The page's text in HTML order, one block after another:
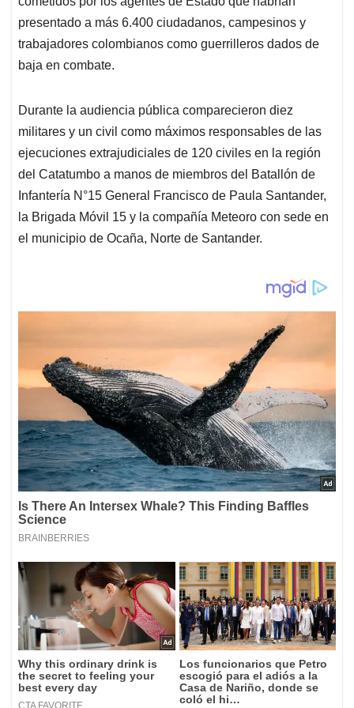
presentado a más 6.400 ciudadanos, campesinos y
trabajadores colombianos como guerrilleros dados de
baja en combate.
Durante la audiencia pública comparecieron diez
militares y un civil como máximos responsables de las
ejecuciones extrajudiciales de 120 civiles en la región
del Catatumbo a manos de miembros del Batallón de
Infantería N°15 General Francisco de Paula Santander,
la Brigada Móvil 15 y la compañía Meteoro con sede en
el municipio de Ocaña, Norte de Santander.